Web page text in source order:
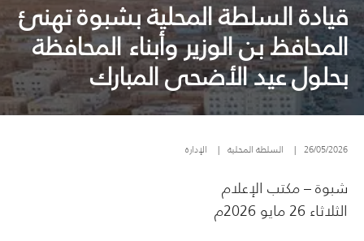
قيادة السلطة المحلية بشبوة تهنئ
المحافظ بن الوزير وأبناء المحافظة
بحلول عيد الأضحى المبارك
26/05/2026
| السلطة المحلية | الإدارة
شبوة – مكتب الإعلام
الثلاثاء 26 مايو 2026م